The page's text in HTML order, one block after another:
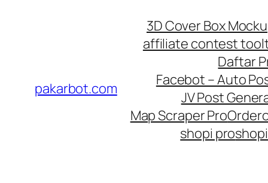
pakarbot.com
3D Cover Box
affiliate contest
Daftar
Facebot – Auto
JV Post
Map Scraper Pro
shopi pro